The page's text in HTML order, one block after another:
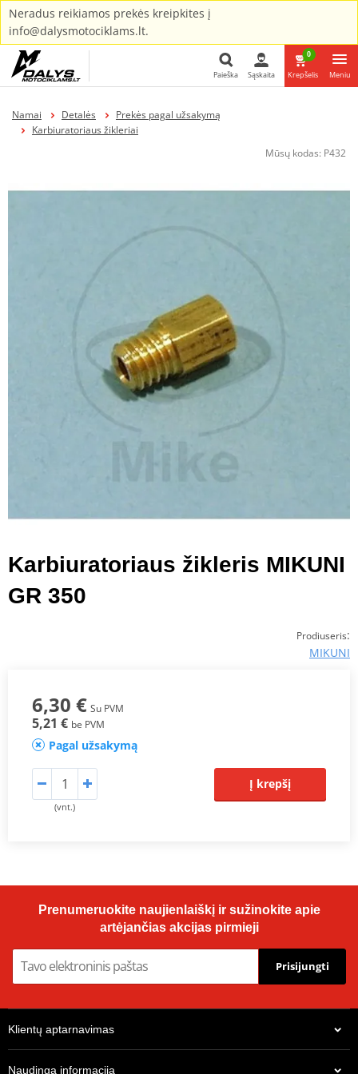
Neradus reikiamos prekės kreipkites į
info@dalysmotociklams.lt.
Paieška Sąskaita
0
Krepšelis Meniu
Namai Detalės
Prekės pagal užsakymą
Karbiuratoriaus žikleriai
Mūsų kodas: P432
Karbiuratoriaus žikleris MIKUNI
GR 350
Prodiuseris:
MIKUNI
6,30 € Su PVM
5,21 € be PVM
Pagal užsakymą
(vnt.)
Į krepšį
Prenumeruokite naujienlaiškį ir sužinokite apie
artėjančias akcijas pirmieji
Prisijungti
Klientų aptarnavimas
Naudinga informacija